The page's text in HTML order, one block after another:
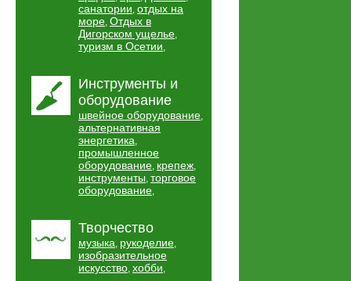
санатории, отдых на
море, Отдых в
Дигорском ущелье,
туризм в Осетии,
Инструменты и
оборудование
швейное оборудование,
альтернативная
энергетика,
промышленное
оборудование, крепеж,
инструменты, торговое
оборудование,
Творчество
музыка, рукоделие,
изобразительное
искусство, хобби,